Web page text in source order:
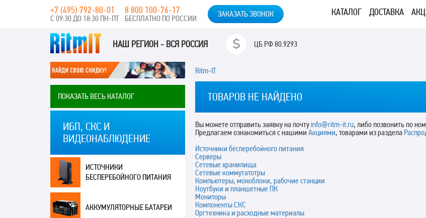
КАТАЛОГ ДОСТАВКА
+7 (495) 792-80-01
С 09:30 ДО 18:30 ПН-ПТ
8 800 100-76-17
БЕСПЛАТНО ПО РОССИИ ЗАКАЗАТЬ ЗВОНОК
НАШ РЕГИОН - ВСЯ РОССИЯ ЦБ РФ80.9293
ПОКАЗАТЬ ВЕСЬ КАТАЛОГ
ИБП, СКС И
ВИДЕОНАБЛЮДЕНИЕ
ИСТОЧНИКИ
БЕСПЕРЕБОЙНОГО ПИТАНИЯ
АККУМУЛЯТОРНЫЕ БАТАРЕИ
Ritm-IT
ТОВАРОВ НЕ НАЙДЕНО
Вы можете отправить заявку на почту info@ritm-it.ru, либо позвонить по
Предлагаем ознакомиться с нашимиАкциями, товарами из раздела
Источники бесперебойного питания
Серверы
Сетевые хранилища
Сетевые коммутатотры
Компьютеры, моноблоки, рабочие станции
Ноутбуки и планшетные ПК
Мониторы
Компоненты СКС
Оргтехника и расходные материалы